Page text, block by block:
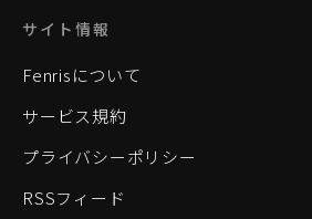
サイト情報
Fenrisについて
サービス規約
プライバシーポリシー
RSSフィード